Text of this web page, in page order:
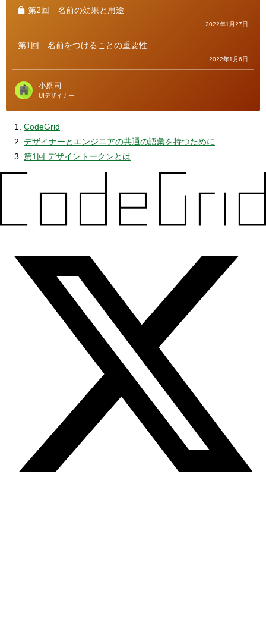
第2回 名前の効果と用途
2022年1月27日
第1回 名前をつけることの重要性
2022年1月6日
小原 司
UIデザイナー
CodeGrid
デザイナーとエンジニアの共通の語彙を持つために
第1回 デザイントークンとは